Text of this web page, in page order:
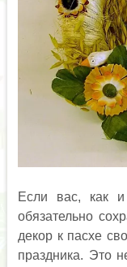
Если вас, как
обязательно
декор к пасхе
праздника. Это